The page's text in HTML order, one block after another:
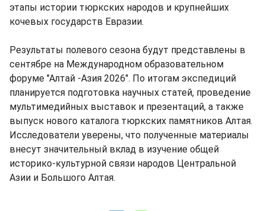
этапы истории тюркских народов и крупнейших
кочевых государств Евразии.
Результаты полевого сезона будут представлены в
сентябре на Международном образовательном
форуме "Алтай -Азия 2026". По итогам экспедиций
планируется подготовка научных статей, проведение
мультимедийных выставок и презентаций, а также
выпуск нового каталога тюркских памятников Алтая.
Исследователи уверены, что полученные материалы
внесут значительный вклад в изучение общей
историко-культурной связи народов Центральной
Азии и Большого Алтая.